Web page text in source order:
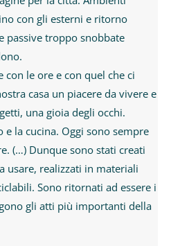
con gli esterni e ritorno
passive troppo snobbate
con le ore e con quel che ci
casa un piacere da vivere e
una gioia degli occhi.
e la cucina. Oggi sono sempre
(…) Dunque sono stati creati
usare, realizzati in materiali
Sono ritornati ad essere i
gli atti più importanti della